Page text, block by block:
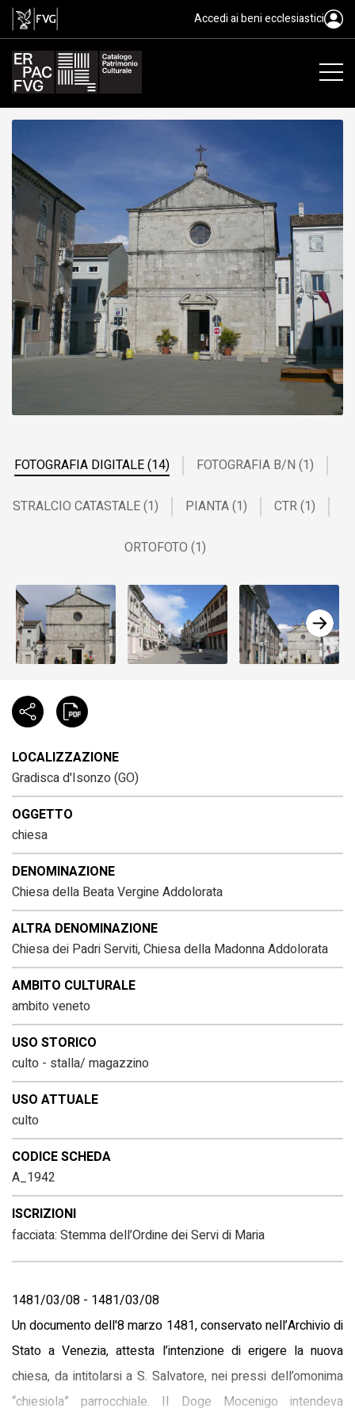
Chiesa della Beata Vergine
Accedi ai beni ecclesiastici
FOTOGRAFIA DIGITALE (14) FOTOGRAFIA B/N (1)
STRALCIO CATASTALE (1) PIANTA (1) CTR (1)
ORTOFOTO (1)
LOCALIZZAZIONE
Gradisca d'Isonzo (GO)
OGGETTO
chiesa
DENOMINAZIONE
Chiesa della Beata Vergine Addolorata
ALTRA DENOMINAZIONE
Chiesa dei Padri Serviti, Chiesa della Madonna Addolorata
AMBITO CULTURALE
ambito veneto
USO STORICO
culto - stalla/ magazzino
USO ATTUALE
culto
CODICE SCHEDA
A_1942
ISCRIZIONI
facciata: Stemma dell’Ordine dei Servi di Maria
1481/03/08 - 1481/03/08
Un documento dell'8 marzo 1481, conservato nell’Archivio di
Stato a Venezia, attesta l’intenzione di erigere la nuova
chiesa, da intitolarsi a S. Salvatore, nei pressi dell’omonima
“chiesiola” parrocchiale. Il Doge Mocenigo intendeva